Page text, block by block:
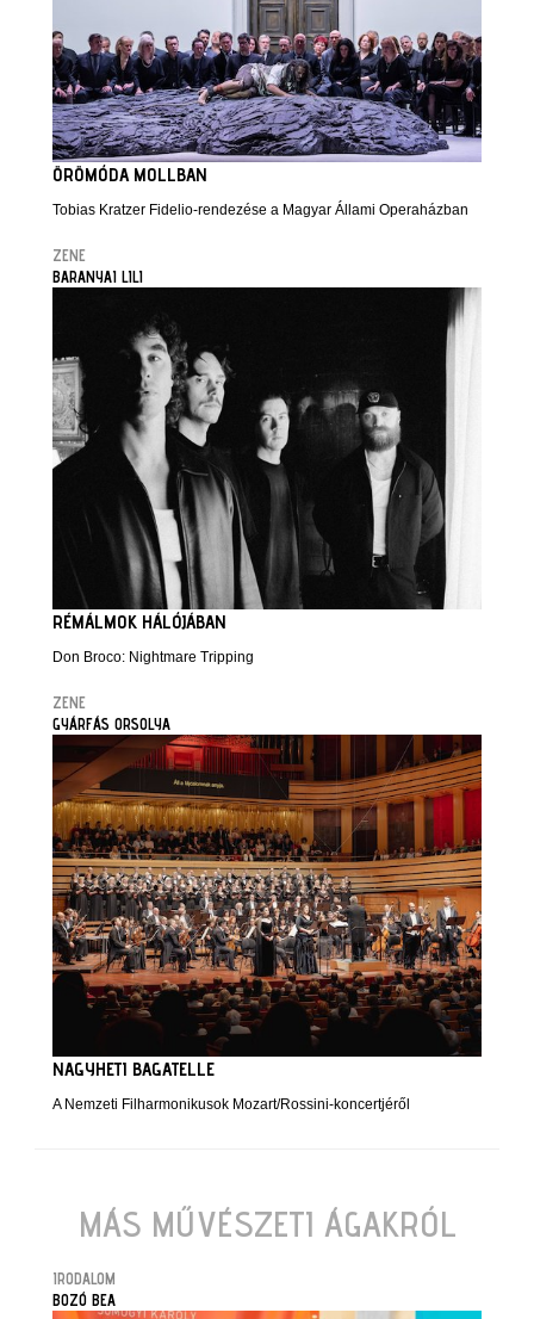
ÖRÖMÓDA MOLLBAN
Tobias Kratzer Fidelio-rendezése a Magyar Állami Operaházban
ZENE
BARANYAI LILI
RÉMÁLMOK HÁLÓJÁBAN
Don Broco: Nightmare Tripping
ZENE
GYÁRFÁS ORSOLYA
NAGYHETI BAGATELLE
A Nemzeti Filharmonikusok Mozart/Rossini-koncertjéről
MÁS MŰVÉSZETI ÁGAKRÓL
IRODALOM
BOZÓ BEA